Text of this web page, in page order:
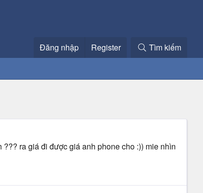
Đăng nhập Register Tìm kiếm
ra giá đi được giá anh phone cho :)) mie nhìn